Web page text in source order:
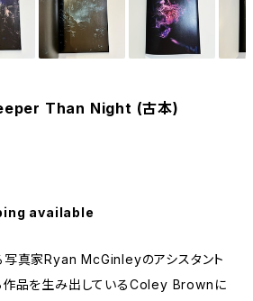
Than Night (古本)
available
写真家Ryan McGinleyのアシスタント
作品を生み出しているColey Brownに